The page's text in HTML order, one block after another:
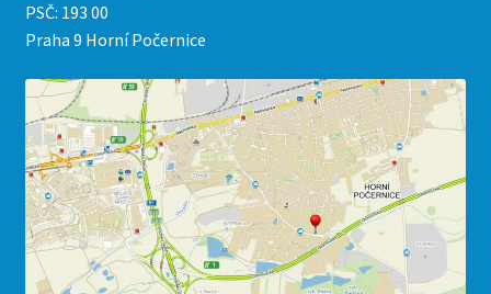
PSČ: 193 00
Praha 9 Horní Počernice